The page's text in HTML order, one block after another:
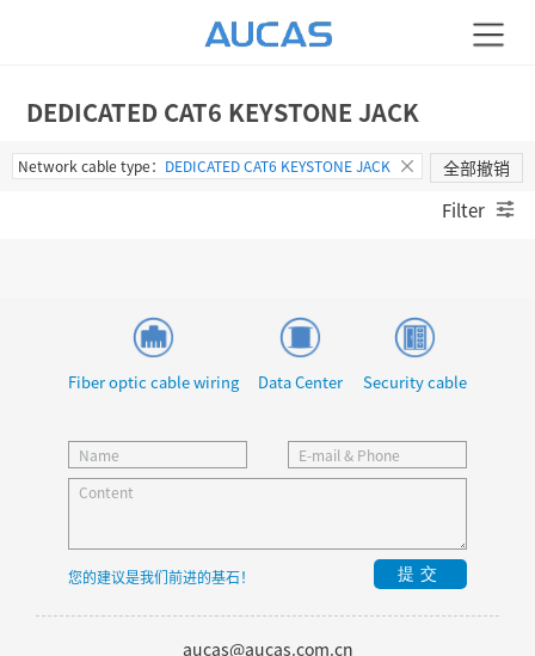
DEDICATED CAT6 KEYSTONE JACK
Network cable type： DEDICATED CAT6 KEYSTONE JACK 全部撤销
Filter
Fiber optic cable wiring Data Center Security cable
您的建议是我们前进的基石！ 提交
aucas@aucas.com.cn